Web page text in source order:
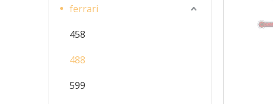
ferrari
458
488
599